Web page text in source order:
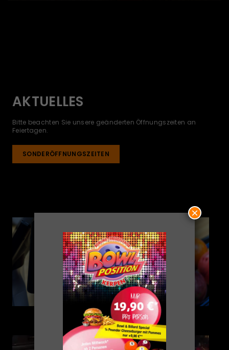
AKTUELLES
Bitte beachten Sie unsere geänderten Öffnungszeiten an
Feiertagen.
SONDERÖFFNUNGSZEITEN
×